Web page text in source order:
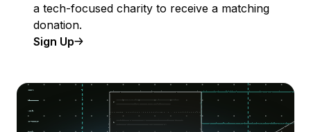
a tech-focused charity to receive a matching
donation.
Sign Up